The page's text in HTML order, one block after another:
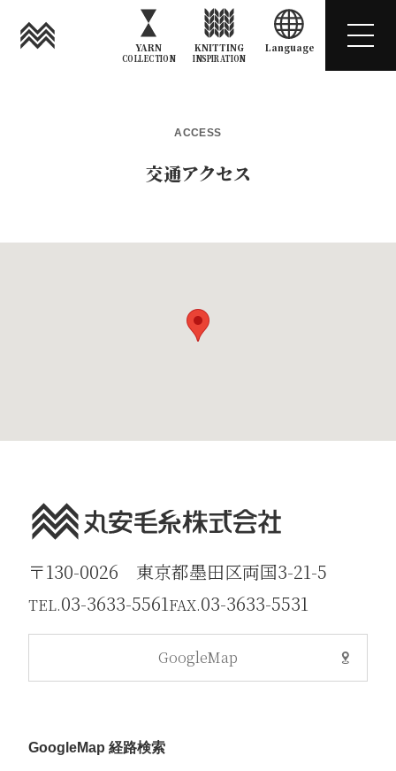
YARN
COLLECTION
KNITTING
INSPIRATION
Language
ACCESS
交通アクセス
〒130-0026 東京都墨田区両国3-21-5
TEL.03-3633-5561FAX.03-3633-5531
GoogleMap
GoogleMap 経路検索